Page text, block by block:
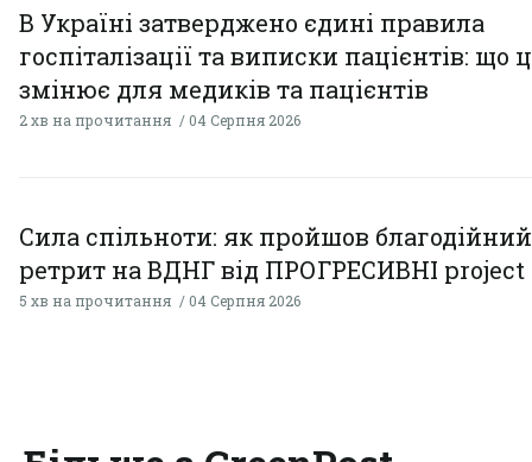
В Україні затверджено єдині правила
госпіталізації та виписки пацієнтів: що
змінює для медиків та пацієнтів
2 хв на прочитання 04 Серпня 2026
Сила спільноти: як пройшов благодійний
ретрит на ВДНГ від ПРОГРЕСИВНІ project
5 хв на прочитання 04 Серпня 2026